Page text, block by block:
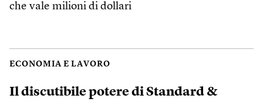
che vale milioni di dollari
ECONOMIA E LAVORO
Il discutibile potere di Standard &